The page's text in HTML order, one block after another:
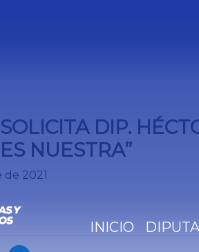
INICIO
DIP.
NUESTRA”
2021